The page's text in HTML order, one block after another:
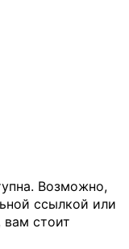
Возможно,
ссылкой или
стоит